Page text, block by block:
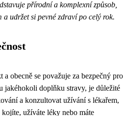
přírodní a komplexní způsob,
udržet si pevné zdraví po celý rok.
obecně se považuje za bezpečný pro
jakéhokoli doplňku stravy, je důležité
a konzultovat užívání s lékařem,
užíváte léky nebo máte